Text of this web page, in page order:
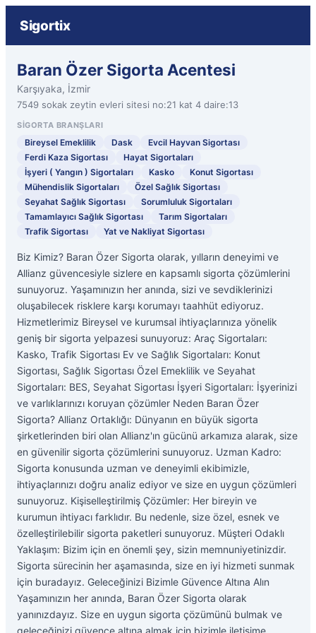
Sigortix
Baran Özer Sigorta Acentesi
Karşıyaka, İzmir
7549 sokak zeytin evleri sitesi no:21 kat 4 daire:13
SIGORTA BRANŞLARI
Bireysel Emeklilik Dask
Evcil Hayvan Sigortası
Ferdi Kaza Sigortası
Hayat Sigortaları
İşyeri ( Yangın ) Sigortaları
Kasko
Konut Sigortası
Mühendislik Sigortaları
Özel Sağlık Sigortası
Seyahat Sağlık Sigortası
Sorumluluk Sigortaları
Tamamlayıcı Sağlık Sigortası
Tarım Sigortaları
Trafik Sigortası
Yat ve Nakliyat Sigortası
Biz Kimiz? Baran Özer Sigorta olarak, yılların deneyimi ve
Allianz güvencesiyle sizlere en kapsamlı sigorta çözümlerini
sunuyoruz. Yaşamınızın her anında, sizi ve sevdiklerinizi
oluşabilecek risklere karşı korumayı taahhüt ediyoruz.
Hizmetlerimiz Bireysel ve kurumsal ihtiyaçlarınıza yönelik
geniş bir sigorta yelpazesi sunuyoruz: Araç Sigortaları:
Kasko, Trafik Sigortası Ev ve Sağlık Sigortaları: Konut
Sigortası, Sağlık Sigortası Özel Emeklilik ve Seyahat
Sigortaları: BES, Seyahat Sigortası İşyeri Sigortaları: İşyerinizi
ve varlıklarınızı koruyan çözümler Neden Baran Özer
Sigorta? Allianz Ortaklığı: Dünyanın en büyük sigorta
şirketlerinden biri olan Allianz'ın gücünü arkamıza alarak, size
en güvenilir sigorta çözümlerini sunuyoruz. Uzman Kadro:
Sigorta konusunda uzman ve deneyimli ekibimizle,
ihtiyaçlarınızı doğru analiz ediyor ve size en uygun çözümleri
sunuyoruz. Kişiselleştirilmiş Çözümler: Her bireyin ve
kurumun ihtiyacı farklıdır. Bu nedenle, size özel, esnek ve
özelleştirilebilir sigorta paketleri sunuyoruz. Müşteri Odaklı
Yaklaşım: Bizim için en önemli şey, sizin memnuniyetinizdir.
Sigorta sürecinin her aşamasında, size en iyi hizmeti sunmak
için buradayız. Geleceğinizi Bizimle Güvence Altına Alın
Yaşamınızın her anında, Baran Özer Sigorta olarak
yanınızdayız. Size en uygun sigorta çözümünü bulmak ve
geleceğinizi güvence altına almak için bizimle iletişime